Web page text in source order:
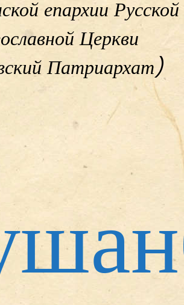
епархии Русской
Церкви
Патриархат)